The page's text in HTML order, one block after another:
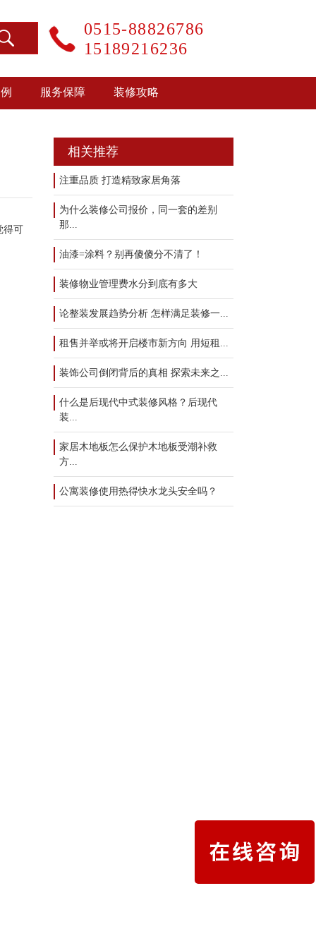
0515-88826786
15189216236
服务保障 装修攻略
得可
相关推荐
注重品质 打造精致家居角落
为什么装修公司报价，同一套的差别
那...
油漆=涂料？别再傻傻分不清了！
装修物业管理费水分到底有多大
论整装发展趋势分析 怎样满足装修一...
租售并举或将开启楼市新方向 用短租...
装饰公司倒闭背后的真相 探索未来之...
什么是后现代中式装修风格？后现代
装...
家居木地板怎么保护木地板受潮补救
方...
公寓装修使用热得快水龙头安全吗？